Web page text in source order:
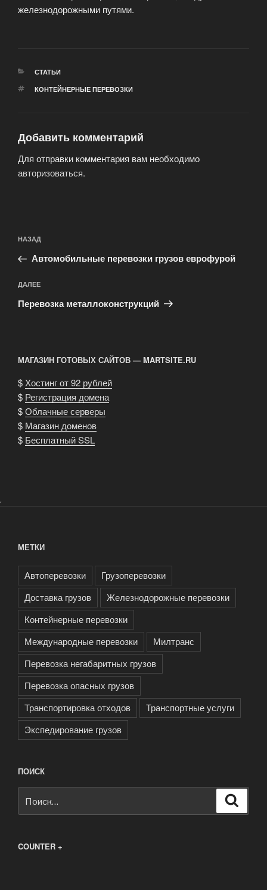
железнодорожными путями.
РУБРИКИ
СТАТЬИ
МЕТКИ
КОНТЕЙНЕРНЫЕ ПЕРЕВОЗКИ
Добавить комментарий
Для отправки комментария вам необходимо
авторизоваться.
по
записям
Предыдущая
запись:
НАЗАД
Автомобильные перевозки грузов еврофурой
Следующая
запись
ДАЛЕЕ
Перевозка металлоконструкций
МАГАЗИН ГОТОВЫХ САЙТОВ — MARTSITE.RU
$Хостинг от 92 рублей
$ Регистрация домена
$Облачные серверы
$ Магазин доменов
$ Бесплатный SSL
.
МЕТКИ
Автоперевозки
Грузоперевозки
Доставка грузов
Железнодорожные перевозки
Контейнерные перевозки
Международные перевозки
Милтранс
Перевозка негабаритных грузов
Перевозка опасных грузов
Транспортировка отходов
Транспортные услуги
Экспедирование грузов
ПОИСК
COUNTER +